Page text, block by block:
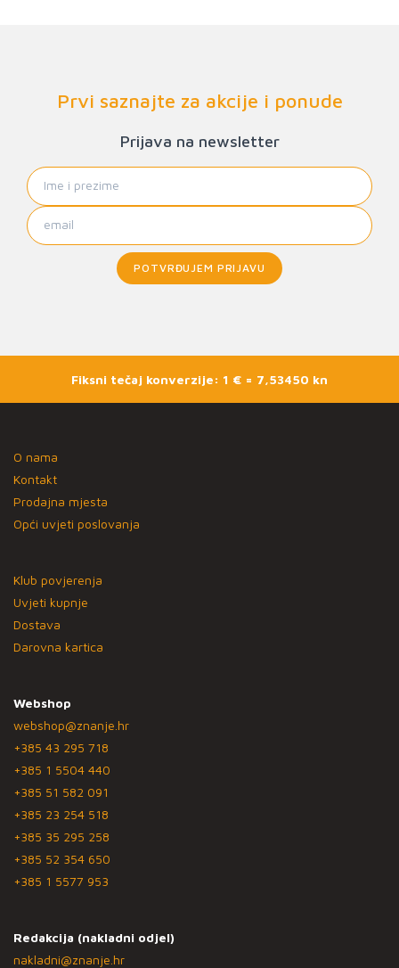
Prvi saznajte za akcije i ponude
Prijava na newsletter
POTVRĐUJEM PRIJAVU
Fiksni tečaj konverzije: 1 € = 7,53450 kn
O nama
Kontakt
Prodajna mjesta
Opći uvjeti poslovanja
Klub povjerenja
Uvjeti kupnje
Dostava
Darovna kartica
Webshop
webshop@znanje.hr
+385 43 295 718
+385 1 5504 440
+385 51 582 091
+385 23 254 518
+385 35 295 258
+385 52 354 650
+385 1 5577 953
Redakcija (nakladni odjel)
nakladni@znanje.hr